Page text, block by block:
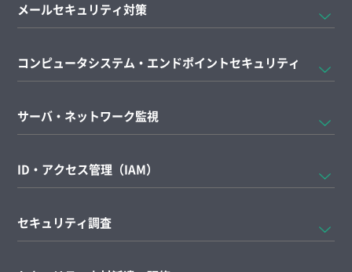
メールセキュリティ対策
コンピュータシステム・エンドポイントセキュリティ
サーバ・ネットワーク監視
ID・アクセス管理（IAM）
セキュリティ調査